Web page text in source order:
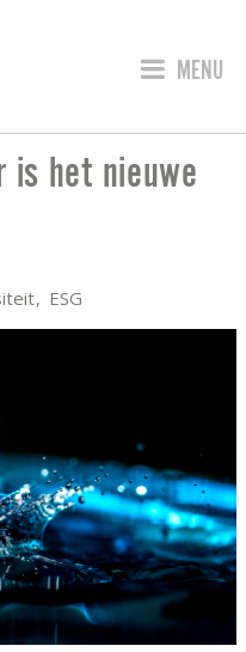
SPRING
MENU
IS HET
is het nieuwe
ESG